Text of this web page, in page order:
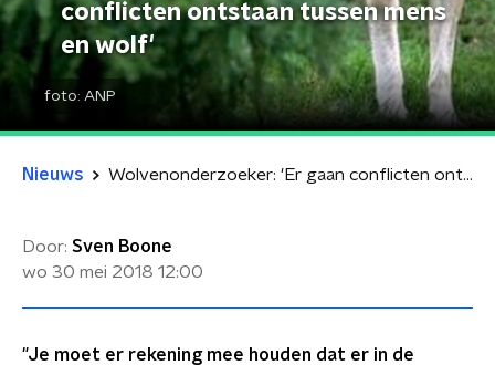
conflicten ontstaan tussen mens
en wolf'
foto: ANP
Nieuws Wolvenonderzoeker: 'Er gaan conflicten ontstaan tussen mens en wolf'
Door: Sven Boone
wo 30 mei 2018 12:00
"Je moet er rekening mee houden dat er in de